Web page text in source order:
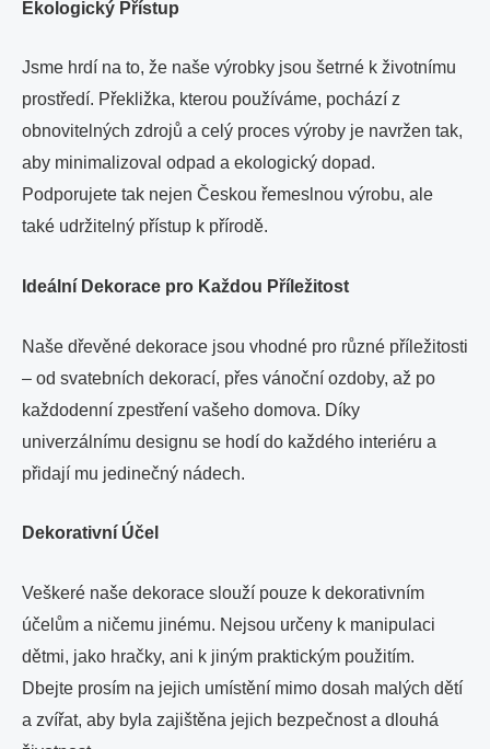
Ekologický Přístup
Jsme hrdí na to, že naše výrobky jsou šetrné k životnímu
prostředí. Překližka, kterou používáme, pochází z
obnovitelných zdrojů a celý proces výroby je navržen tak,
aby minimalizoval odpad a ekologický dopad.
Podporujete tak nejen Českou řemeslnou výrobu, ale
také udržitelný přístup k přírodě.
Ideální Dekorace pro Každou Příležitost
Naše dřevěné dekorace jsou vhodné pro různé příležitosti
– od svatebních dekorací, přes vánoční ozdoby, až po
každodenní zpestření vašeho domova. Díky
univerzálnímu designu se hodí do každého interiéru a
přidají mu jedinečný nádech.
Dekorativní Účel
Veškeré naše dekorace slouží pouze k dekorativním
účelům a ničemu jinému. Nejsou určeny k manipulaci
dětmi, jako hračky, ani k jiným praktickým použitím.
Dbejte prosím na jejich umístění mimo dosah malých dětí
a zvířat, aby byla zajištěna jejich bezpečnost a dlouhá